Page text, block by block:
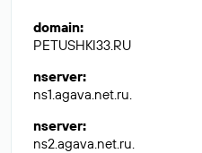
domain:
PETUSHKI33.RU
nserver:
ns1.agava.net.ru.
nserver:
ns2.agava.net.ru.